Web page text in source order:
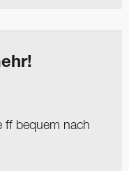
ff bequem nach